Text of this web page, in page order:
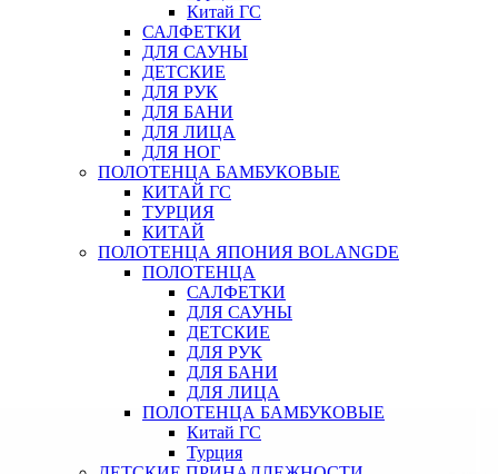
Китай ГС
САЛФЕТКИ
ДЛЯ САУНЫ
ДЕТСКИЕ
ДЛЯ РУК
ДЛЯ БАНИ
ДЛЯ ЛИЦА
ДЛЯ НОГ
ПОЛОТЕНЦА БАМБУКОВЫЕ
КИТАЙ ГС
ТУРЦИЯ
КИТАЙ
ПОЛОТЕНЦА ЯПОНИЯ BOLANGDE
ПОЛОТЕНЦА
САЛФЕТКИ
ДЛЯ САУНЫ
ДЕТСКИЕ
ДЛЯ РУК
ДЛЯ БАНИ
ДЛЯ ЛИЦА
ПОЛОТЕНЦА БАМБУКОВЫЕ
Китай ГС
Турция